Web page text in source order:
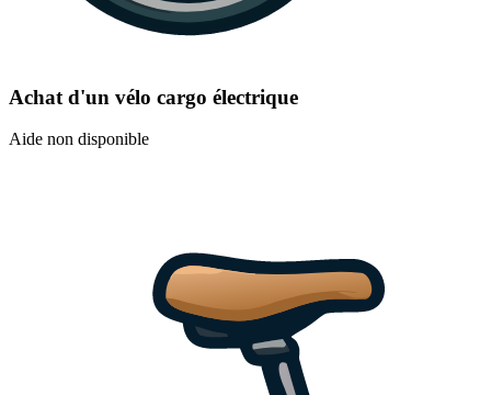
Achat d'un vélo cargo électrique
Aide non disponible